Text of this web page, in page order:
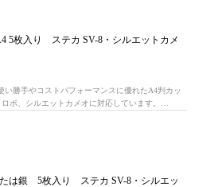
5枚入り ステカ SV-8・シルエットカメ
勝手やコストパフォーマンスに優れたA4判カッ
ボ、シルエットカメオに対応しています。…
は銀 5枚入り ステカ SV-8・シルエッ